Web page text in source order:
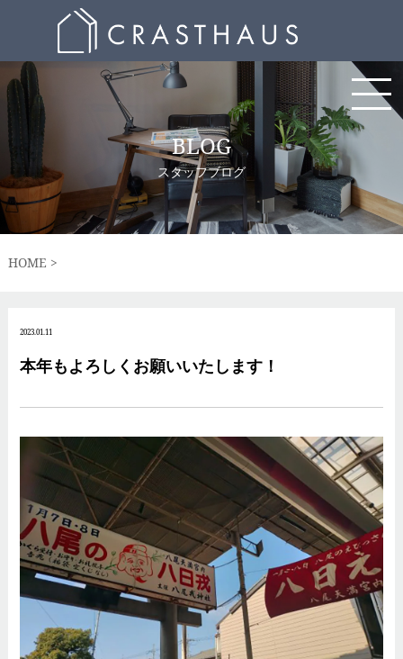
BLOG
スタッフブログ
HOME
2023.01.11
本年もよろしくお願いいたします！